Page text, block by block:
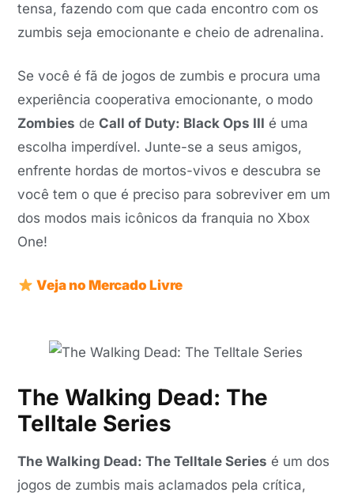
tensa, fazendo com que cada encontro com os
zumbis seja emocionante e cheio de adrenalina.
Se você é fã de jogos de zumbis e procura uma
experiência cooperativa emocionante, o modo
Zombies deCall of Duty: Black Ops III é uma
escolha imperdível. Junte-se a seus amigos,
enfrente hordas de mortos-vivos e descubra se
você tem o que é preciso para sobreviver em um
dos modos mais icônicos da franquia no Xbox
One!
Veja no Mercado Livre
The Walking Dead: The
Telltale Series
The Walking Dead: The Telltale Series é um dos
jogos de zumbis mais aclamados pela crítica,